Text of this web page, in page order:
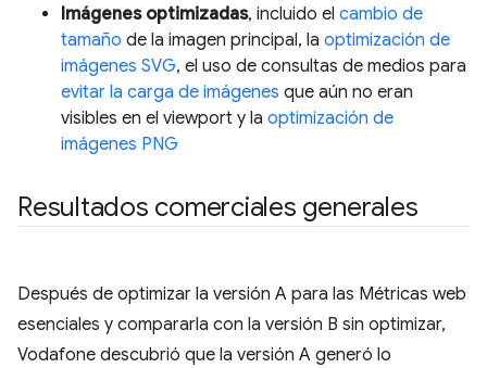
Imágenes optimizadas, incluido el cambio de
tamaño de la imagen principal, la optimización de
imágenes SVG, el uso de consultas de medios para
evitar la carga de imágenes que aún no eran
visibles en el viewport y la optimización de
imágenes PNG
Resultados comerciales generales
Después de optimizar la versión A para las Métricas web
esenciales y compararla con la versión B sin optimizar,
Vodafone descubrió que la versión A generó lo